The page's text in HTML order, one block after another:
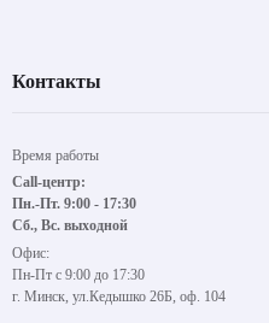
Контакты
Время работы
Call-центр:
Пн.-Пт. 9:00 - 17:30
Сб., Вс. выходной
Офис:
Пн-Пт с 9:00 до 17:30
г. Минск, ул.Кедышко 26Б, оф. 104